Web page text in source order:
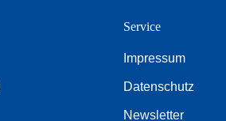
Service
Impressum
Datenschutz
Newsletter